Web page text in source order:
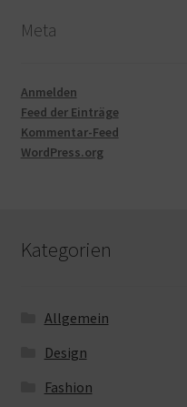
Meta
Anmelden
Feed der Einträge
Kommentar-Feed
WordPress.org
Kategorien
Allgemein
Design
Fashion